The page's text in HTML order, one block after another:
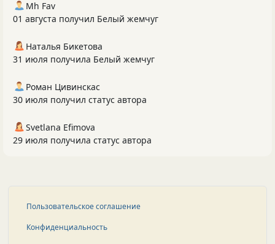
Mh Fav
01 августа получил Белый жемчуг
Наталья Бикетова
31 июля получила Белый жемчуг
Роман Цивинскас
30 июля получил статус автора
Svetlana Efimova
29 июля получила статус автора
Пользовательское соглашение
Конфиденциальность